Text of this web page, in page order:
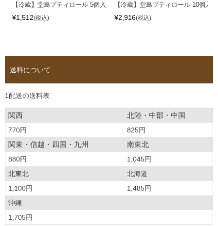
【冷蔵】堂島プティロール 5個入
¥1,512 税込
【冷蔵】堂島プティロール 10個入
¥2,916 税込
送料について
1配送の送料表
関西 北陸・中部・中国
770円 825円
関東・信越・四国・九州 南東北
880円
1,045円
北東北
北海道
1,100円
1,485円
沖縄
1,705円